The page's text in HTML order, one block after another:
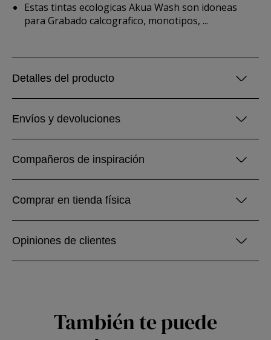
Estas tintas ecologicas Akua Wash son idoneas
para Grabado calcografico, monotipos, ...
Detalles del producto
Envíos y devoluciones
Compañeros de inspiración
Comprar en tienda física
Opiniones de clientes
También te puede